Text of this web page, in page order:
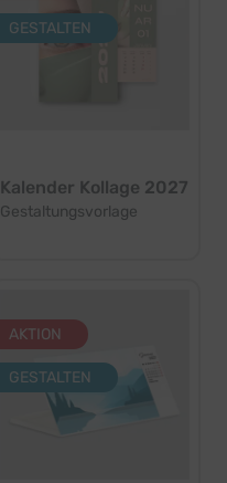
GESTALTEN
Kalender Kollage 2027
Gestaltungsvorlage
AKTION
GESTALTEN